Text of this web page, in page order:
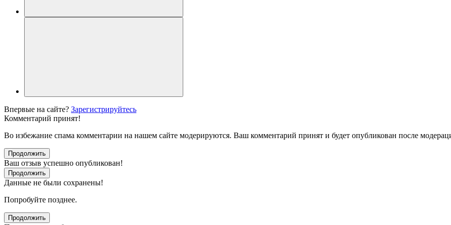
Впервые на сайте? Зарегистрируйтесь
Комментарий принят!
Во избежание спама комментарии на нашем сайте модерируются. Ваш комментарий принят и будет опубликован после
Продолжить
Ваш отзыв успешно опубликован!
Продолжить
Данные не были сохранены!
Попробуйте позднее.
Продолжить